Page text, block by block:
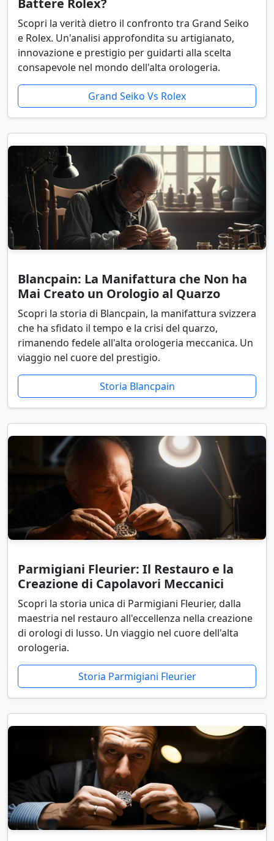
Battere Rolex?
Scopri la verità dietro il confronto tra Grand Seiko
e Rolex. Un'analisi approfondita su artigianato,
innovazione e prestigio per guidarti alla scelta
consapevole nel mondo dell'alta orologeria.
Grand Seiko Vs Rolex
Blancpain: La Manifattura che Non ha
Mai Creato un Orologio al Quarzo
Scopri la storia di Blancpain, la manifattura svizzera
che ha sfidato il tempo e la crisi del quarzo,
rimanendo fedele all'alta orologeria meccanica. Un
viaggio nel cuore del prestigio.
Storia Blancpain
Parmigiani Fleurier: Il Restauro e la
Creazione di Capolavori Meccanici
Scopri la storia unica di Parmigiani Fleurier, dalla
maestria nel restauro all'eccellenza nella creazione
di orologi di lusso. Un viaggio nel cuore dell'alta
orologeria.
Storia Parmigiani Fleurier